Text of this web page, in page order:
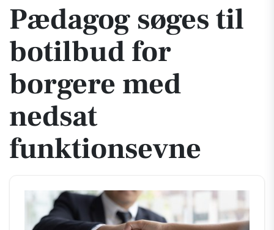
Pædagog søges til
botilbud for
borgere med
nedsat
funktionsevne